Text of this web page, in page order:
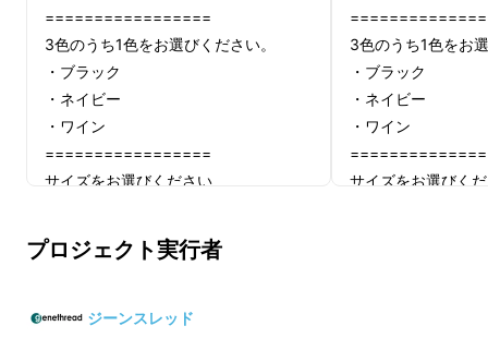
=================
3色のうち1色をお選びください。
・ブラック
・ネイビー
・ワイン
=================
サイズをお選びください
・スモール
=================
定価：5,800円（×15%OFF）
3色のうち1色をお
・ブラック
・ネイビー
・ワイン
サイズをお選びく
プロジェクト実行者
ジーンスレッド